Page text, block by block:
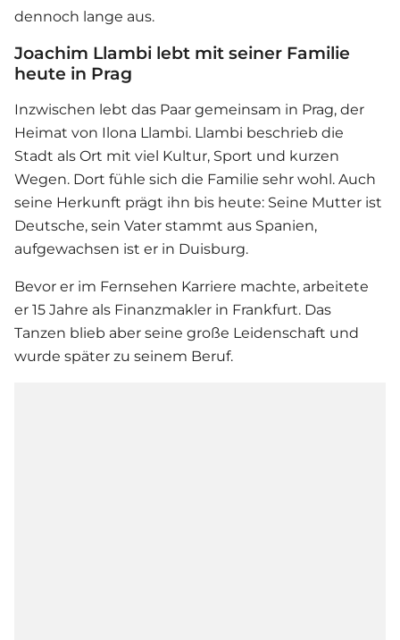
dennoch lange aus.
Joachim Llambi lebt mit seiner Familie
heute in Prag
Inzwischen lebt das Paar gemeinsam in Prag, der
Heimat von Ilona Llambi. Llambi beschrieb die
Stadt als Ort mit viel Kultur, Sport und kurzen
Wegen. Dort fühle sich die Familie sehr wohl. Auch
seine Herkunft prägt ihn bis heute: Seine Mutter ist
Deutsche, sein Vater stammt aus Spanien,
aufgewachsen ist er in Duisburg.
Bevor er im Fernsehen Karriere machte, arbeitete
er 15 Jahre als Finanzmakler in Frankfurt. Das
Tanzen blieb aber seine große Leidenschaft und
wurde später zu seinem Beruf.